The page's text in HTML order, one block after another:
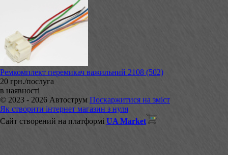
Ремкомплект перемикач важильний 2108 (502)
20 грн./послуга
в наявності
© 2023 - 2026 Автострум Поскаржитися на зміст
Як створити інтернет магазин з нуля
Сайт створений на платформі UA Market